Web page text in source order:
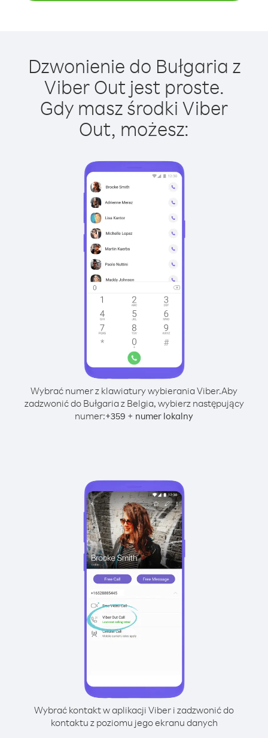
Dzwonienie do Bułgaria z
Viber Out jest proste.
Gdy masz środki Viber
Out, możesz:
Wybrać numer z klawiatury wybierania Viber.Aby
zadzwonić do Bułgaria z Belgia, wybierz następujący
numer:+359 + numer lokalny
Wybrać kontakt w aplikacji Viber i zadzwonić do
kontaktu z poziomu jego ekranu danych